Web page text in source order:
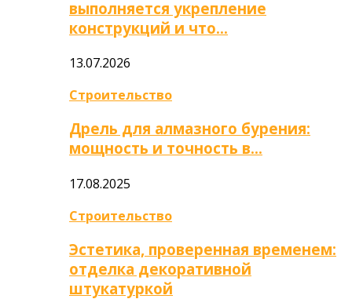
выполняется укрепление
конструкций и что…
13.07.2026
Строительство
Дрель для алмазного бурения:
мощность и точность в…
17.08.2025
Строительство
Эстетика, проверенная временем:
отделка декоративной
штукатуркой